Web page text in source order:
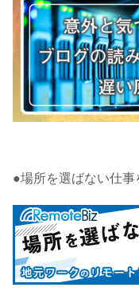
●場所を選ばない仕